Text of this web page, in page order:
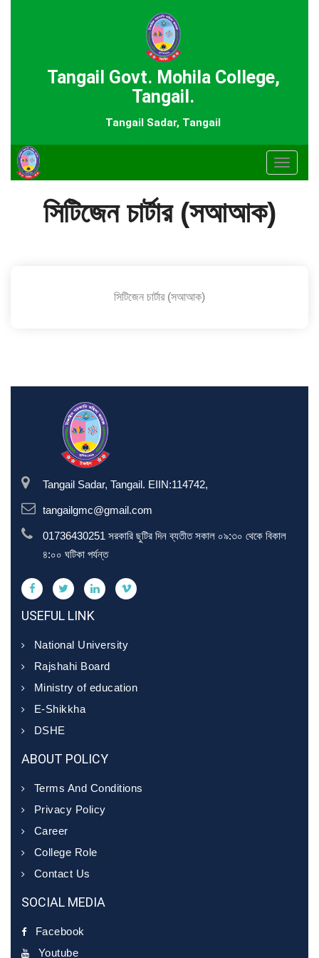
Tangail Govt. Mohila College,
Tangail.
Tangail Sadar, Tangail
Toggle
সিটিজেন চার্টার (সআআক)
সিটিজেন চার্টার (সআআক)
Tangail Sadar, Tangail. EIIN:114742,
tangailgmc@gmail.com
01736430251 সরকারি ছুটির দিন ব্যতীত সকাল ০৯:৩০ থেকে বিকাল
৪:০০ ঘটিকা পর্যন্ত
USEFUL LINK
National University
Rajshahi Board
Ministry of education
E-Shikkha
DSHE
ABOUT POLICY
Terms And Conditions
Privacy Policy
Career
College Role
Contact Us
SOCIAL MEDIA
Facebook
Youtube